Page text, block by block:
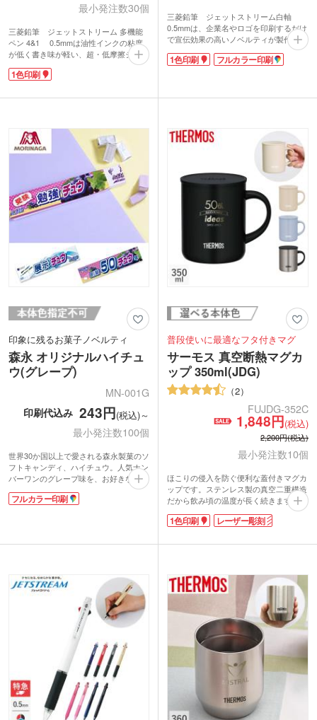
最小発注数30個
三菱鉛筆 ジェットストリーム 多機能
ペン 4&1 0.5mmは油性インクの粘度
が低く書き味が軽い、超・低摩擦ジェッ
トストリームインク搭載。くっきりと濃
い描線なのに優れた速乾性なので、手が
写りもありません。人気の高い0.5mmの
軸径が太く印刷範囲が広めなので、ロゴ
印刷が目立つオリジナルペンを制作でき
ます。また、おしゃれなオリジナルパッ
ケージにも対応。記念品やプレゼントな
どに喜ばれる自慢の多機能ペンです。
1色印刷
三菱鉛筆 ジェットストリーム白軸
0.5mmは、企業名やロゴを印刷するだけ
で宣伝効果の高いノベルティが製作でき
ます。シンプルな白軸は1色でもフルカ
ラーでも名入れが映えるので、大勢の人
ジェットストリームは、油性インクのさ
ている大人気商品です。ノック式のオー
ソドックスな単色ボールペンは、何本あ
っても嬉しいもの。年代性別問わず喜ば
れる、定番商品をお探しの方におすすめ
です。
1色印刷 フルカラー印刷
印象に残るお菓子ノベルティ
森永 オリジナルハイチュ
ウ(グレープ)
MN-001G
印刷代込み 243円(税込)～
最小発注数100個
世界30か国以上で愛される森永製菓のソ
フトキャンディ、ハイチュウ。人気ナン
バーワンのグレープ味を、お好きなデザ
インのパッケージで100個から制作でき
ます。食品のノベルティは受け取っても
も他社と差が付くアイテムです。
レートもご用意。商品名をアレンジした
デザインもつくれるので、「こんなの作
れるの！？」と話題のきっかけにもなり
フルカラー印刷
普段使いに最適なフタ付きマグ
サーモス 真空断熱マグカ
ップ 350ml(JDG)
2
FUJDG-352C
1,848円(税込)
2,200円(税込)
最小発注数10個
ほこりの侵入を防ぐ便利な蓋付きマグカ
ップです。ステンレス製の真空二重構造
だから飲み頃の温度が長く続きます。表
面はさらっとマットな質感。樹脂製の取
っ手付きで手に馴染み、使いやすさは抜
サーモス 真空断熱マグカップ
ントしたいと思っている人におすすめで
す。
1色印刷 レーザー彫刻